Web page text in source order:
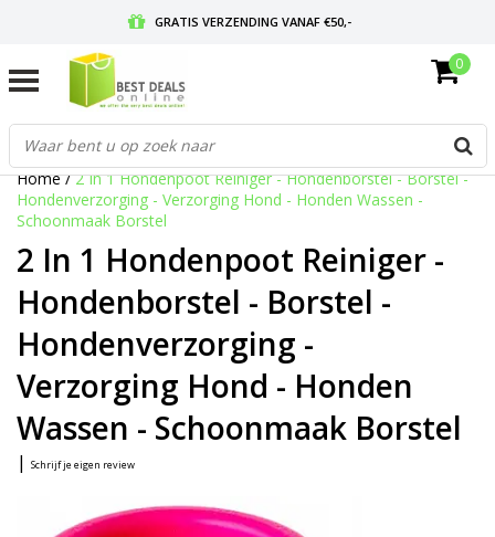
GRATIS VERZENDING VANAF €50,-
GRATIS RETOURNEREN EN 30 DAGEN BEDENKTIJD
0
Home/2 In 1 Hondenpoot Reiniger - Hondenborstel - Borstel -
Hondenverzorging - Verzorging Hond - Honden Wassen -
Schoonmaak Borstel
2 In 1 Hondenpoot Reiniger -
Hondenborstel - Borstel -
Hondenverzorging -
Verzorging Hond - Honden
Wassen - Schoonmaak Borstel
| Schrijf je eigen review